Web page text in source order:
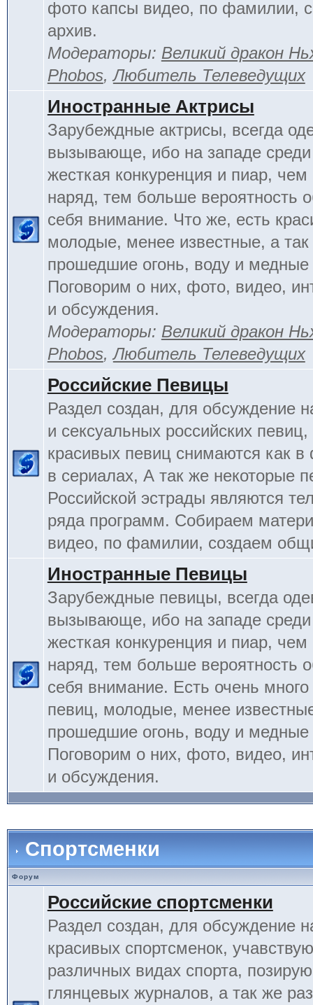
фото капсы видео, по фамилии,
архив.
Модераторы: Великий дракон
Phobos,Любитель Телеведущих
Иностранные Актрисы
Зарубеждные актрисы, всегда
вызывающе, ибо на западе среди
жесткая конкуренция и пиар, чем
наряд, тем больше вероятность
себя внимание. Что же, есть
молодые, менее известные, а
прошедшие огонь, воду и медные
Поговорим о них, фото, видео,
и обсуждения.
Модераторы: Великий дракон
Phobos,Любитель Телеведущих
Российские Певицы
Раздел создан, для обсуждение
и сексуальных российских
красивых певиц снимаются как
в сериалах, А так же некоторые
Российской эстрады являются
ряда программ. Собираем
видео, по фамилии, создаем
Иностранные Певицы
Зарубеждные певицы, всегда
вызывающе, ибо на западе среди
жесткая конкуренция и пиар, чем
наряд, тем больше вероятность
себя внимание. Есть очень
певиц, молодые, менее
прошедшие огонь, воду и медные
Поговорим о них, фото, видео,
и обсуждения.
Спортсменки
Форум
Российские спортсменки
Раздел создан, для обсуждение
красивых спортсменок,
различных видах спорта,
глянцевых журналов, а так же